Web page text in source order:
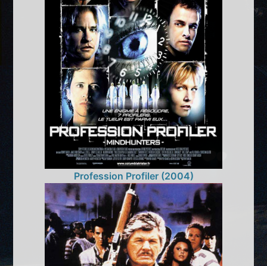
Profession Profiler (2004)